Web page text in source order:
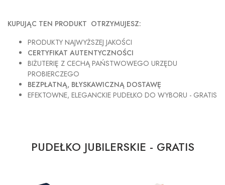
KUPUJĄC TEN PRODUKT OTRZYMUJESZ:
PRODUKTY NAJWYŻSZEJ JAKOŚCI
CERTYFIKAT AUTENTYCZNOŚCI
BIŻUTERIĘ Z CECHĄ PAŃSTWOWEGO URZĘDU
PROBIERCZEGO
BEZPŁATNĄ, BŁYSKAWICZNĄ DOSTAWĘ
EFEKTOWNE, ELEGANCKIE PUDEŁKO DO WYBORU - GRATIS
PUDEŁKO JUBILERSKIE - GRATIS